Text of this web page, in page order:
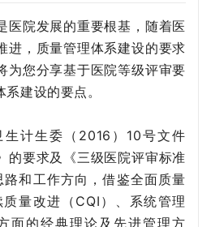
医院发展的重要根基，随着医
进，质量管理体系建设的要求
为您分享基于医院等级评审要
建设的要点。
计生委（2016）10号文件
的要求及《三级医院评审标准
路和工作方向，借鉴全面质量
量改进（CQI）、系统管理
面的经典理论及先进管理方